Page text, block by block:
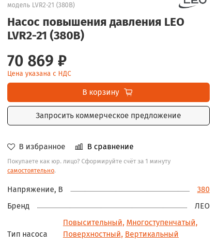
модель LVR2-21 (380В)
Насос повышения давления LEO
LVR2-21 (380В)
В избранное В сравнение
Покупаете как юр. лицо? Сформируйте счёт за 1 минуту
самостоятельно.
70 869 ₽
Цена указана с НДС
В корзину
Запросить коммерческое предложение
Напряжение, В
380
Бренд
ЛЕО
Тип насоса
Повысительный, Многоступенчатый,
Поверхностный, Вертикальный